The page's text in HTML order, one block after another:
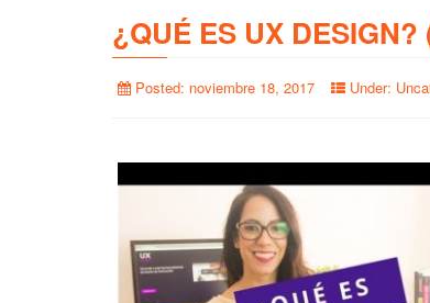
¿QUÉ ES UX
Posted: noviembre 18, 2017 Under: